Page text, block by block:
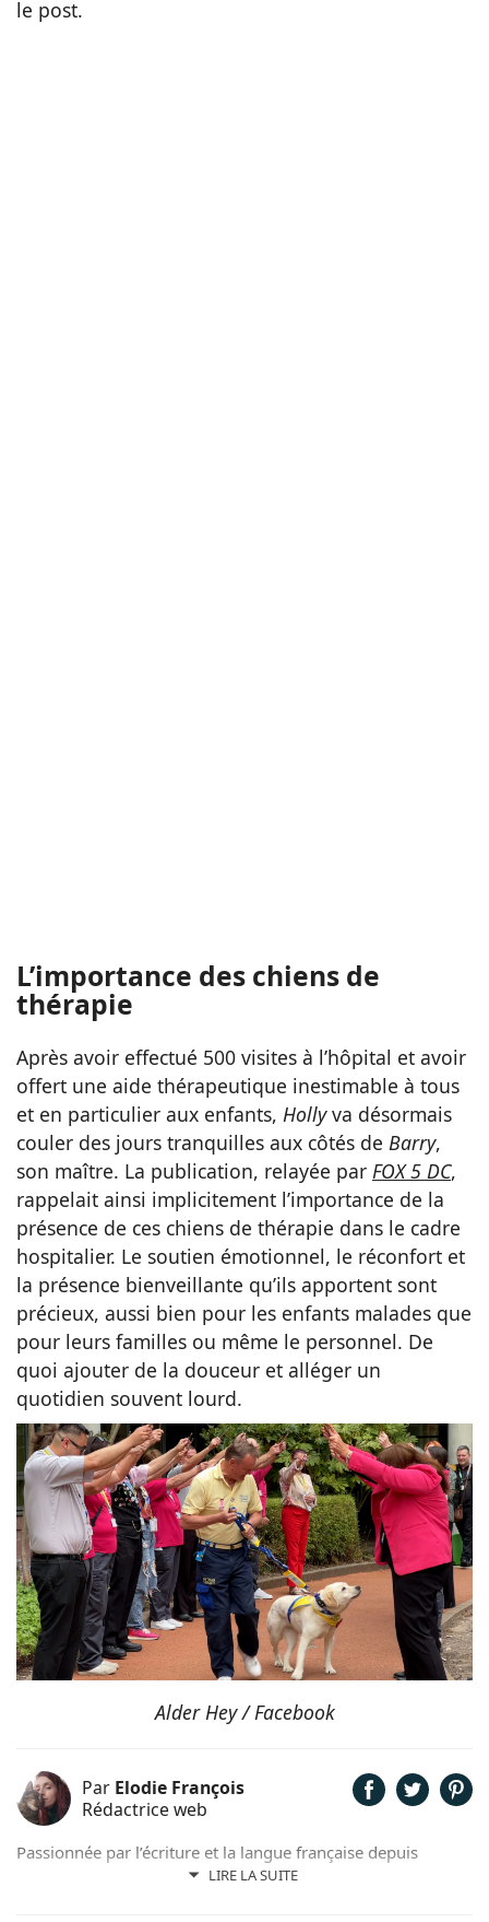
le post.
L’importance des chiens de
thérapie
Après avoir effectué 500 visites à l’hôpital et avoir
offert une aide thérapeutique inestimable à tous
et en particulier aux enfants, Hollyva désormais
couler des jours tranquilles aux côtés de Barry,
son maître. La publication, relayée par FOX 5 DC,
rappelait ainsi implicitement l’importance de la
présence de ces chiens de thérapie dans le cadre
hospitalier. Le soutien émotionnel, le réconfort et
la présence bienveillante qu’ils apportent sont
précieux, aussi bien pour les enfants malades que
pour leurs familles ou même le personnel. De
quoi ajouter de la douceur et alléger un
quotidien souvent lourd.
Alder Hey / Facebook
Par Elodie François
Rédactrice web
LIRE LA SUITE
Passionnée par l’écriture et la langue française depuis
toujours, j’aime jouer avec les mots et les faire vivre.